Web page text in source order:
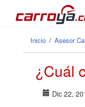
Pasar al contenido principal
Se
Inicio / Asesor
¿Cuál
Dic 22,